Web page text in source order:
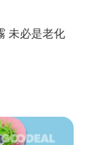
未必是老化